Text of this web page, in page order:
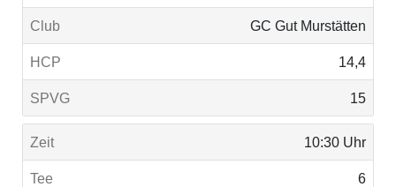
GC Gut Murstätten
14,4
15
10:30 Uhr
6